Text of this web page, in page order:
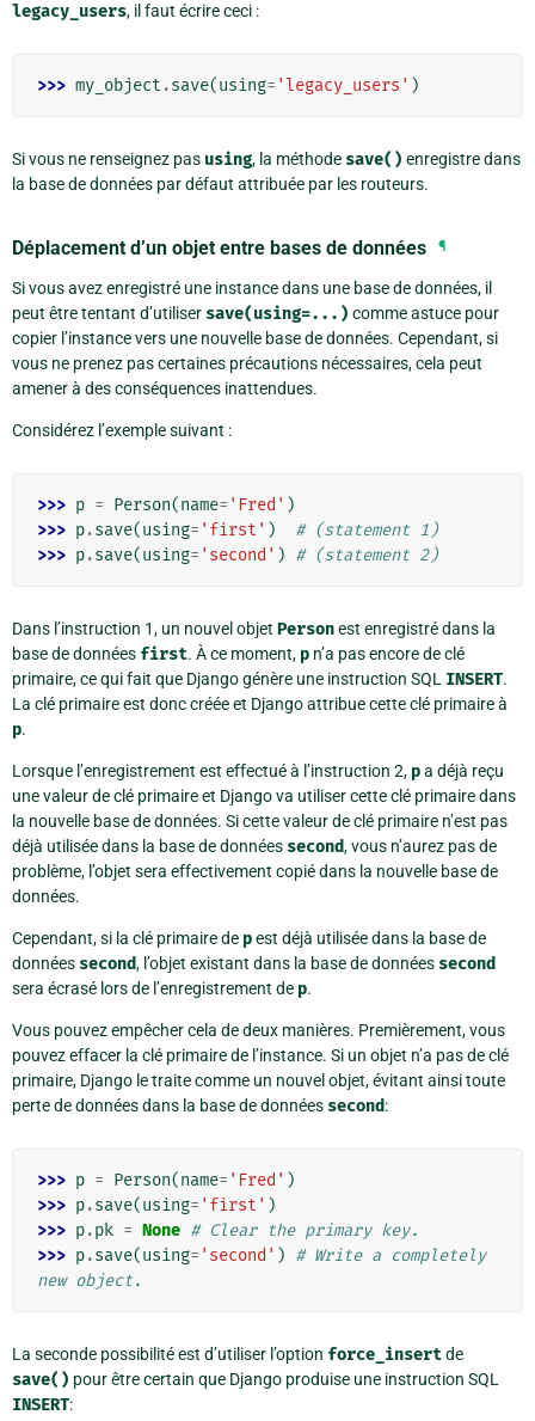
legacy_users, il faut écrire ceci :
>>> my_object .save(using= 'legacy_users' )
Si vous ne renseignez pas using, la méthode save() enregistre dans
la base de données par défaut attribuée par les routeurs.
Déplacement d’un objet entre bases de données ¶
Si vous avez enregistré une instance dans une base de données, il
peut être tentant d’utiliser save(using=...) comme astuce pour
copier l’instance vers une nouvelle base de données. Cependant, si
vous ne prenez pas certaines précautions nécessaires, cela peut
amener à des conséquences inattendues.
Considérez l’exemple suivant :
>>> p = Person(name= 'Fred' )
>>> p.save(using= 'first' )
# (statement 1)
>>> p.save(using= 'second' ) # (statement 2)
Dans l’instruction 1, un nouvel objet Personest enregistré dans la
base de données first. À ce moment, p n’a pas encore de clé
primaire, ce qui fait que Django génère une instruction SQL INSERT.
La clé primaire est donc créée et Django attribue cette clé primaire à
p.
Lorsque l’enregistrement est effectué à l’instruction 2, pa déjà reçu
une valeur de clé primaire et Django va utiliser cette clé primaire dans
la nouvelle base de données. Si cette valeur de clé primaire n’est pas
déjà utilisée dans la base de données second, vous n’aurez pas de
problème, l’objet sera effectivement copié dans la nouvelle base de
données.
Cependant, si la clé primaire de pest déjà utilisée dans la base de
données second, l’objet existant dans la base de données second
sera écrasé lors de l’enregistrement de p.
Vous pouvez empêcher cela de deux manières. Premièrement, vous
pouvez effacer la clé primaire de l’instance. Si un objet n’a pas de clé
primaire, Django le traite comme un nouvel objet, évitant ainsi toute
perte de données dans la base de données second:
>>> p = Person(name= 'Fred' )
>>> p.save(using= 'first' )
>>> p.pk = None # Clear the primary key.
>>> p.save(using= 'second' ) # Write a completely
new object.
La seconde possibilité est d’utiliser l’option force_insertde
save() pour être certain que Django produise une instruction SQL
INSERT: